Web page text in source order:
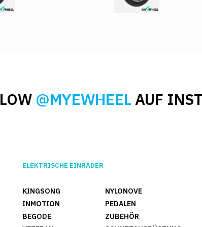
@MYEWHEEL AUF
ELEKTRISCHE EINRÄDER
KINGSONG
INMOTION
BEGODE
NYLONOVE
PEDALEN
ZUBEHÖR